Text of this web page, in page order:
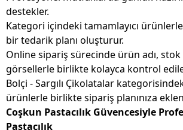
destekler.
Kategori içindeki tamamlayıcı
bir tedarik planı oluşturur.
Online sipariş sürecinde ürün adı,
görsellerle birlikte kolayca kontrol
Bolçi - Sargılı Çikolatalar
ürünlerle birlikte sipariş planınıza
Coşkun Pastacılık Güvencesiyle
Pastacılık